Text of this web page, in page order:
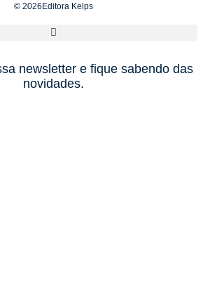
© 2026Editora Kelps
newsletter e fique sabendo das
novidades.